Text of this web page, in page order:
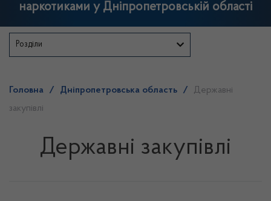
наркотиками у Дніпропетровській області
Розділи
Головна / Дніпропетровська область /
Державні
закупівлі
Державні закупівлі